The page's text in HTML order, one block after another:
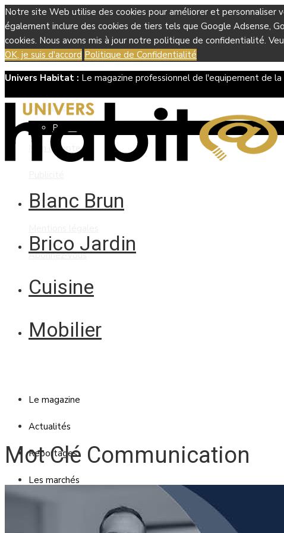
Notre site Web utilise des cookies pour améliorer et
également inclure des cookies de tiers tels que Google Adsense,
cookies. Nous avons mis à jour notre politique de confidentialité.
OK, je suis d'accord Politique de Confidentialité
Univers Habitat : Le magazine professionnel de l'equipement de la
Boutique
Panier
Mon compte
Contact
Abonnez-vous
Blanc Brun
Brico Jardin
Cuisine
Mobilier
Le magazine
Actualités
Reportages
Les marchés
Mot Clé Communication